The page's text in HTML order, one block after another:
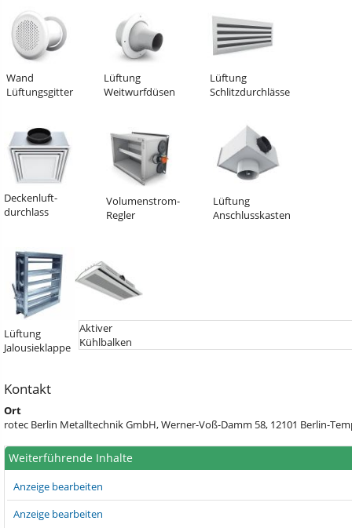
Wand
Lüftungsgitter
Lüftung
Weitwurfdüsen
Lüftung
Schlitzdurchlässe
Deckenluft-
durchlass
Volumenstrom-
Regler
Lüftung
Anschlusskasten
Lüftung
Jalousieklappe
Aktiver
Kühlbalken
Kontakt
Ort
rotec Berlin Metalltechnik GmbH, Werner-Voß-Damm 58, 12101 Berlin-
Weiterführende Inhalte
Anzeige bearbeiten
Anzeige bearbeiten